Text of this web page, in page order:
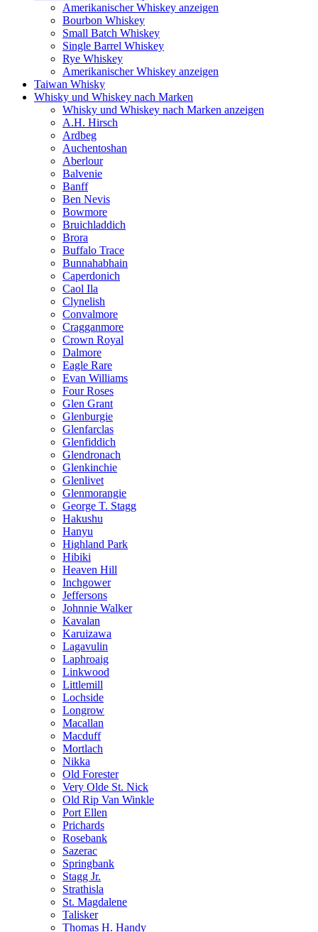
Amerikanischer Whiskey anzeigen
Bourbon Whiskey
Small Batch Whiskey
Single Barrel Whiskey
Rye Whiskey
Amerikanischer Whiskey anzeigen
Taiwan Whisky
Whisky und Whiskey nach Marken
Whisky und Whiskey nach Marken anzeigen
A.H. Hirsch
Ardbeg
Auchentoshan
Aberlour
Balvenie
Banff
Ben Nevis
Bowmore
Bruichladdich
Brora
Buffalo Trace
Bunnahabhain
Caperdonich
Caol Ila
Clynelish
Convalmore
Cragganmore
Crown Royal
Dalmore
Eagle Rare
Evan Williams
Four Roses
Glen Grant
Glenburgie
Glenfarclas
Glenfiddich
Glendronach
Glenkinchie
Glenlivet
Glenmorangie
George T. Stagg
Hakushu
Hanyu
Highland Park
Hibiki
Heaven Hill
Inchgower
Jeffersons
Johnnie Walker
Kavalan
Karuizawa
Lagavulin
Laphroaig
Linkwood
Littlemill
Lochside
Longrow
Macallan
Macduff
Mortlach
Nikka
Old Forester
Very Olde St. Nick
Old Rip Van Winkle
Port Ellen
Prichards
Rosebank
Sazerac
Springbank
Stagg Jr.
Strathisla
St. Magdalene
Talisker
Thomas H. Handy